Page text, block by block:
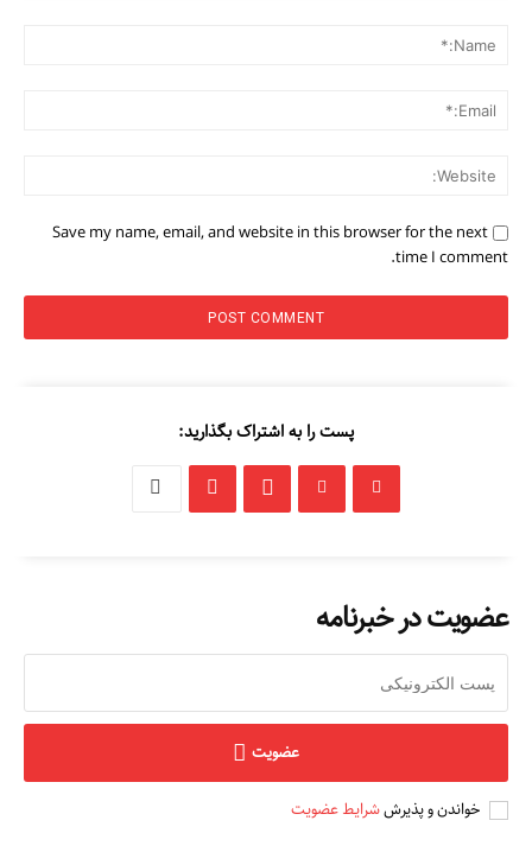
Save my name, email, and website in this browser for the next
time I comment.
پست را به اشتراک بگذارید:
عضویت در خبرنامه
عضویت
خواندن و پذیرششرایط عضویت